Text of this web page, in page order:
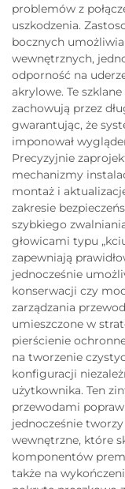
problemów z
uszkodzenia.
bocznych
wewnętrznych,
odporność na
akrylowe. Te
zachowują przez
gwarantując, że
imponował
Precyzyjnie
mechanizmy
montaż i
zakresie
szybkiego
głowicami typu
zapewniają
jednocześnie
konserwacji czy
zarządzania
umieszczone w
pierścienie
na tworzenie
konfiguracji
użytkownika. Ten
przewodami
jednocześnie
wewnętrzne, które
komponentów
także na